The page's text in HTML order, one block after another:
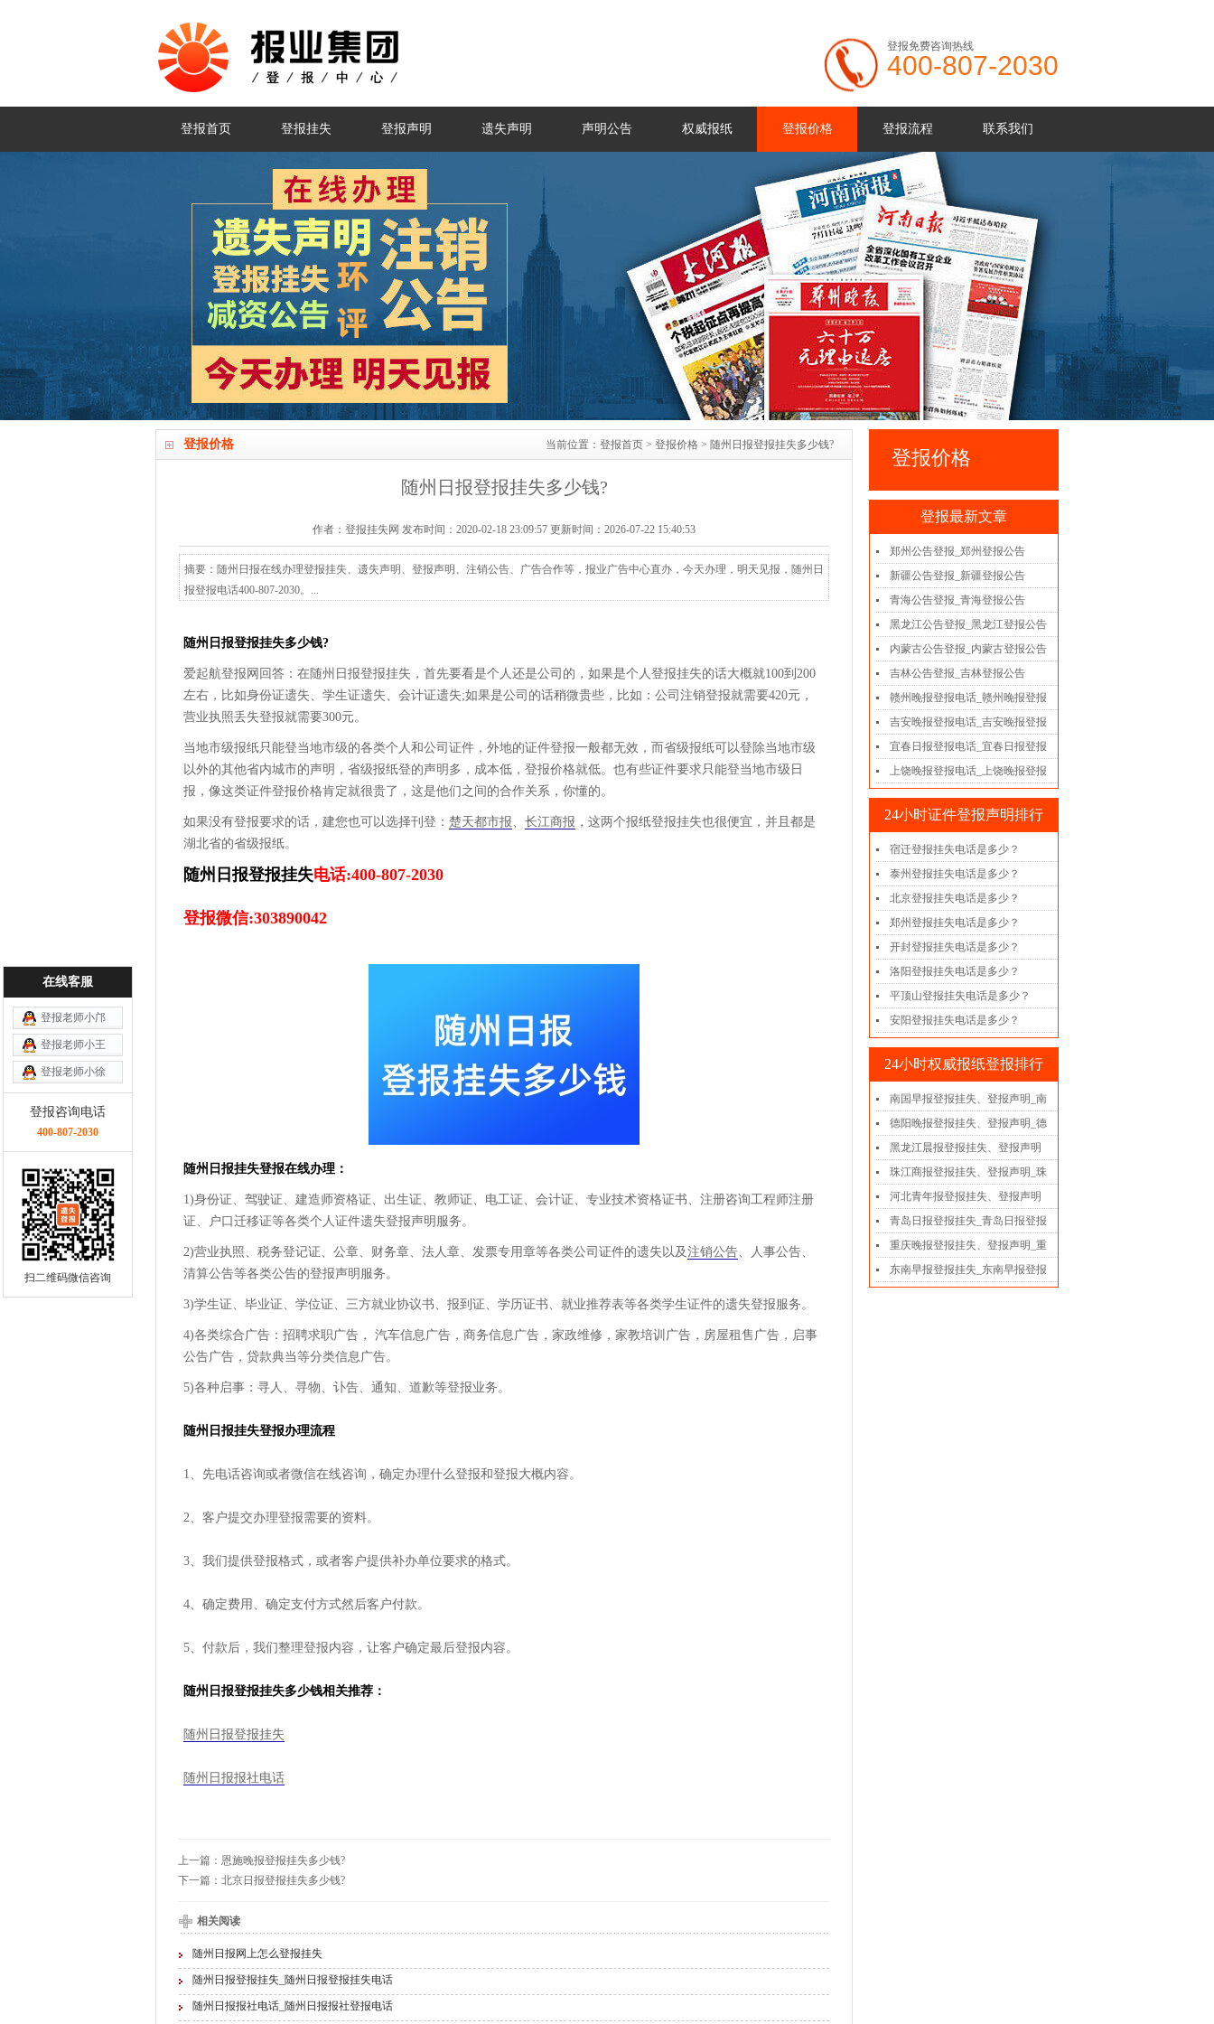
登报免费咨询热线
400-807-2030
登报首页 登报挂失 登报声明 遗失声明 声明公告 权威报纸 登报价格 登报流程 联系我们
登报价格 当前位置： 登报首页 > 登报价格 > 随州日报登报挂失多少钱?
随州日报登报挂失多少钱?
作者：登报挂失网 发布时间：2020-02-18 23:09:57 更新时间：2026-07-22 15:40:53
摘要：随州日报在线办理登报挂失、遗失声明、登报声明、注销公告、广告合作等，报业广告中心直办，今天办理，明天见报，随州日
报登报电话400-807-2030。...
随州日报登报挂失多少钱?
爱起航登报网回答：在随州日报登报挂失，首先要看是个人还是公司的，如果是个人登报挂失的话大概就100到200
左右，比如身份证遗失、学生证遗失、会计证遗失;如果是公司的话稍微贵些，比如：公司注销登报就需要420元，
营业执照丢失登报就需要300元。
当地市级报纸只能登当地市级的各类个人和公司证件，外地的证件登报一般都无效，而省级报纸可以登除当地市级
以外的其他省内城市的声明，省级报纸登的声明多，成本低，登报价格就低。也有些证件要求只能登当地市级日
报，像这类证件登报价格肯定就很贵了，这是他们之间的合作关系，你懂的。
如果没有登报要求的话，建您也可以选择刊登： 楚天都市报、 长江商报 ，这两个报纸登报挂失也很便宜，并且都是
湖北省的省级报纸。
随州日报登报挂失电话:400-807-2030
登报微信:303890042
随州日报挂失登报在线办理：
1)身份证、驾驶证、建造师资格证、出生证、教师证、电工证、会计证、专业技术资格证书、注册咨询工程师注册
证、户口迁移证等各类个人证件遗失登报声明服务。
2)营业执照、税务登记证、公章、财务章、法人章、发票专用章等各类公司证件的遗失以及注销公告、人事公告、
清算公告等各类公告的登报声明服务。
3)学生证、毕业证、学位证、三方就业协议书、报到证、学历证书、就业推荐表等各类学生证件的遗失登报服务。
4)各类综合广告：招聘求职广告， 汽车信息广告，商务信息广告，家政维修，家教培训广告，房屋租售广告，启事
公告广告，贷款典当等分类信息广告。
5)各种启事：寻人、寻物、讣告、通知、道歉等登报业务。
随州日报挂失登报办理流程
1、先电话咨询或者微信在线咨询，确定办理什么登报和登报大概内容。
2、客户提交办理登报需要的资料。
3、我们提供登报格式，或者客户提供补办单位要求的格式。
4、确定费用、确定支付方式然后客户付款。
5、付款后，我们整理登报内容，让客户确定最后登报内容。
随州日报登报挂失多少钱相关推荐：
随州日报登报挂失
随州日报报社电话
上一篇： 恩施晚报登报挂失多少钱?
下一篇： 北京日报登报挂失多少钱?
相关阅读
随州日报网上怎么登报挂失
随州日报登报挂失_随州日报登报挂失电话
随州日报报社电话_随州日报报社登报电话
登报价格
登报最新文章
郑州公告登报_郑州登报公告
新疆公告登报_新疆登报公告
青海公告登报_青海登报公告
黑龙江公告登报_黑龙江登报公告
内蒙古公告登报_内蒙古登报公告
吉林公告登报_吉林登报公告
赣州晚报登报电话_赣州晚报登报
吉安晚报登报电话_吉安晚报登报
宜春日报登报电话_宜春日报登报
上饶晚报登报电话_上饶晚报登报
24小时证件登报声明排行
宿迁登报挂失电话是多少？
泰州登报挂失电话是多少？
北京登报挂失电话是多少？
郑州登报挂失电话是多少？
开封登报挂失电话是多少？
洛阳登报挂失电话是多少？
平顶山登报挂失电话是多少？
安阳登报挂失电话是多少？
24小时权威报纸登报排行
南国早报登报挂失、登报声明_南
德阳晚报登报挂失、登报声明_德
黑龙江晨报登报挂失、登报声明
珠江商报登报挂失、登报声明_珠
河北青年报登报挂失、登报声明
青岛日报登报挂失_青岛日报登报
重庆晚报登报挂失、登报声明_重
东南早报登报挂失_东南早报登报
在线客服
登报老师小邝
登报老师小王
登报老师小徐
登报咨询电话
400-807-2030
扫二维码微信咨询